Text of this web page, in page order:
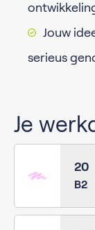
Jouw
serieus
Je
20
B2